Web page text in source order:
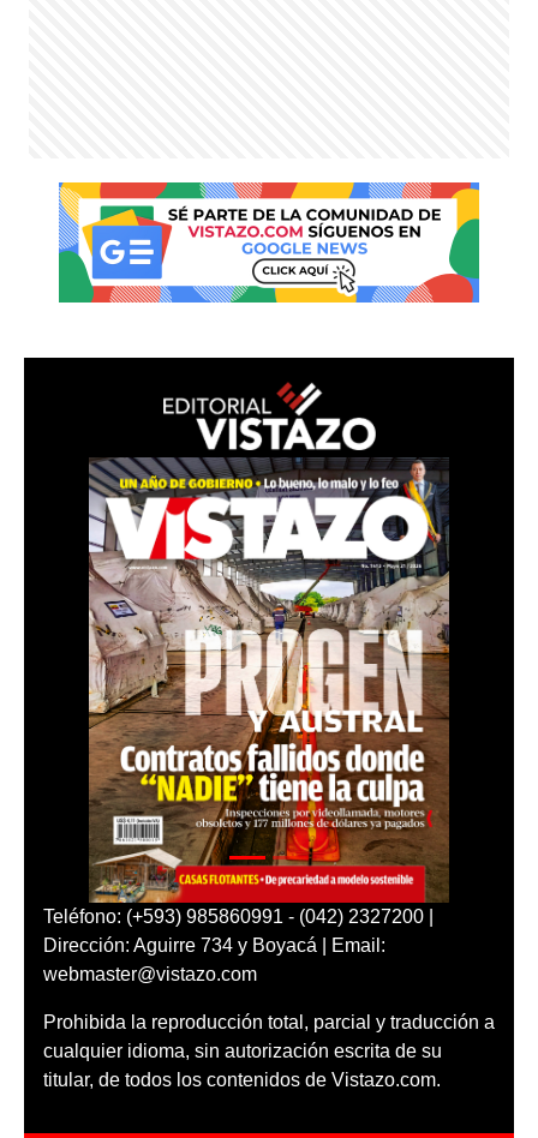
Teléfono: (+593) 985860991 - (042) 2327200 |
Dirección: Aguirre 734 y Boyacá | Email:
webmaster@vistazo.com
Prohibida la reproducción total, parcial y traducción a
cualquier idioma, sin autorización escrita de su
titular, de todos los contenidos de Vistazo.com.